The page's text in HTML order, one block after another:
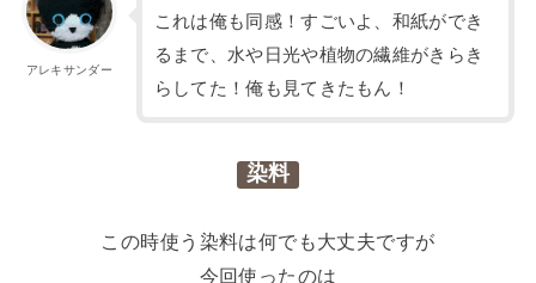
アレキサンダー
これは俺も同感！すごいよ、和紙ができ
るまで、水や日光や植物の繊維がきらき
らしてた！俺も見てきたもん！
染料
この時使う染料は何でも大丈夫ですが
今回使ったのは